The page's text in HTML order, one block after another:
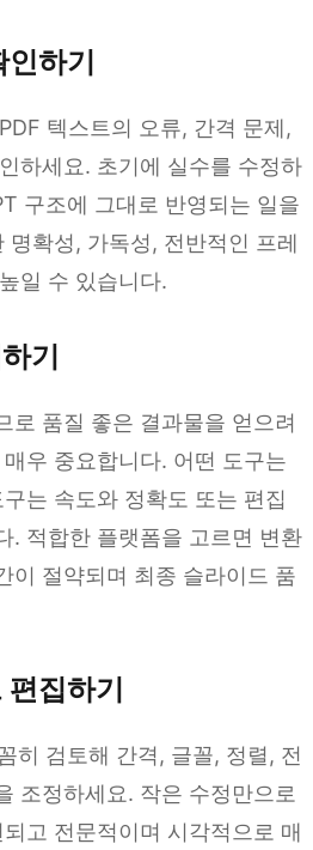
인하기
텍스트의 오류, 간격 문제,
하세요. 초기에 실수를 수정하
구조에 그대로 반영되는 일을
명확성, 가독성, 전반적인 프레
일 수 있습니다.
기
로 품질 좋은 결과물을 얻으려
우 중요합니다. 어떤 도구는
는 속도와 정확도 또는 편집
. 적합한 플랫폼을 고르면 변환
이 절약되며 최종 슬라이드 품
편집하기
히 검토해 간격, 글꼴, 정렬, 전
조정하세요. 작은 수정만으로
고 전문적이며 시각적으로 매